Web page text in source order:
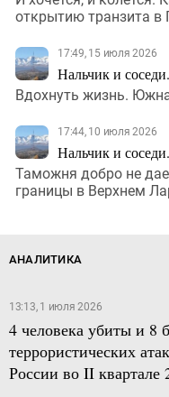
открытию транзита в
17:49, 15 июля 2026
Нальчик и
Вдохнуть жизнь.
17:44, 10 июля 2026
Нальчик и
Таможня добро не
границы в Верхнем
АНАЛИТИКА
13:13, 1 июля 2026
4 человека убиты и
террористических
России во II квартале